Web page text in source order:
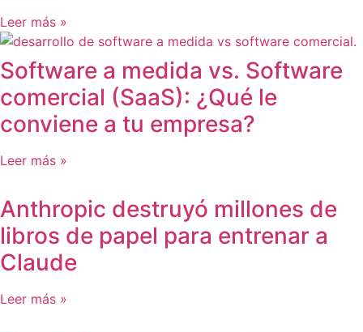
Leer más »
Software a medida vs. Software
comercial (SaaS): ¿Qué le
conviene a tu empresa?
Leer más »
Anthropic destruyó millones de
libros de papel para entrenar a
Claude
Leer más »